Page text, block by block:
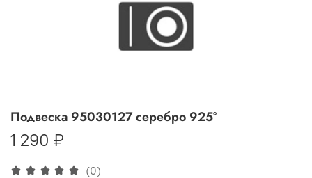
(0)
Подвеска 95030127 серебро 925°
1 290 ₽